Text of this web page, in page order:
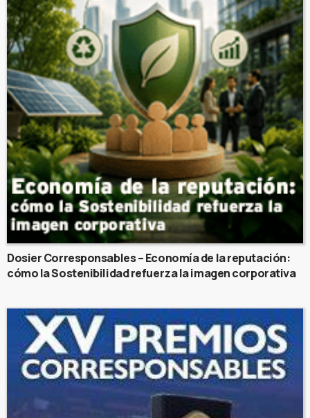
Dosier Corresponsables – Economía de la reputación:
cómo la Sostenibilidad refuerza la imagen corporativa